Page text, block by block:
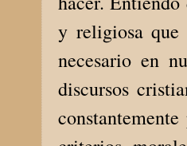
y religiosa que
necesario en
discursos